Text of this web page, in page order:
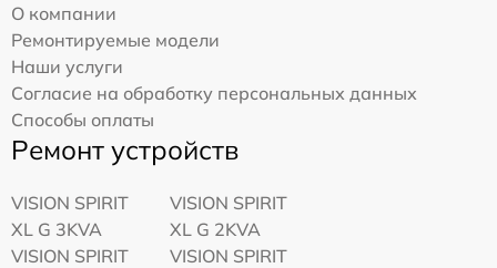
О компании
Ремонтируемые модели
Наши услуги
Согласие на обработку персональных данных
Способы оплаты
Ремонт устройств
VISION SPIRIT
XL G 3KVA
VISION SPIRIT
XL G 2KVA
VISION SPIRIT
VISION SPIRIT